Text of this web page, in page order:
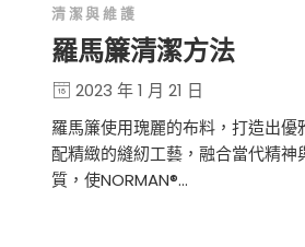
清潔與維護
羅馬簾清潔方法
2023 年 1 月 21 日
羅馬簾使用瑰麗的布料，打造出優
配精緻的縫紉工藝，融合當代精神
質，使NORMAN®…